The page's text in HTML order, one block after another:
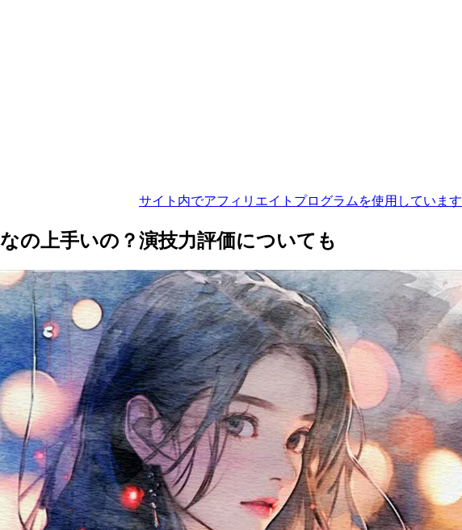
サイト内でアフィリエイトプログラムを使用しています
の上手いの？演技力評価についても